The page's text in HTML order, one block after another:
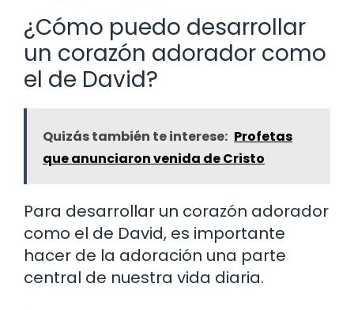
¿Cómo puedo desarrollar
un corazón adorador como
el de David?
Quizás también te interese: Profetas
que anunciaron venida de Cristo
Para desarrollar un corazón adorador
como el de David, es importante
hacer de la adoración una parte
central de nuestra vida diaria.